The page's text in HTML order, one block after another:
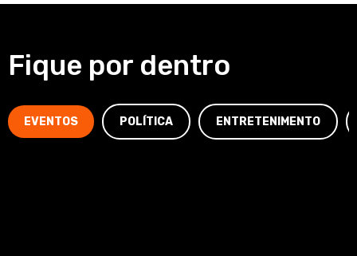
Fique por dentro
EVENTOS POLÍTICA ENTRETENIMENTO